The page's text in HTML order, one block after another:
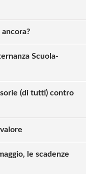
Scuola-
(di tutti) contro
le scadenze